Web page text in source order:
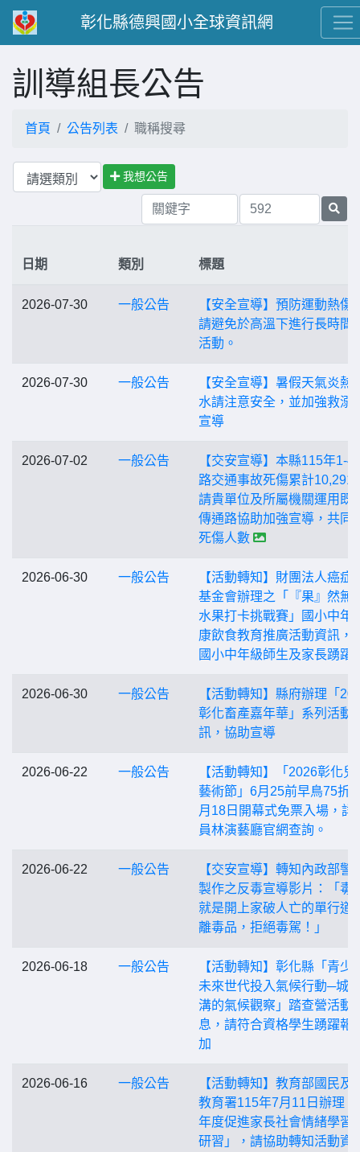
彰化縣德興國小全球資訊網
訓導組長公告
首頁 公告列表 職稱搜尋
我想公告
日期 類別 標題
2026-07-30 一般公告
【安全宣導】預防運動熱傷
請避免於高溫下進行長時間
活動。
2026-07-30 一般公告
【安全宣導】暑假天氣炎熱
水請注意安全，並加強救溺
宣導
2026-07-02 一般公告
【交安宣導】本縣115年1-4
路交通事故死傷累計10,291
請貴單位及所屬機關運用既
傳通路協助加強宣導，共同
死傷人數
2026-06-30 一般公告
【活動轉知】財團法人癌症
基金會辦理之「『果』然無
水果打卡挑戰賽」國小中年
康飲食教育推廣活動資訊，
國小中年級師生及家長踴躍
2026-06-30 一般公告
【活動轉知】縣府辦理「
彰化畜產嘉年華」系列活動
訊，協助宣導
2026-06-22 一般公告
【活動轉知】「2026彰化兒
藝術節」6月25前早鳥75折
月18日開幕式免票入場，詳
員林演藝廳官網查詢。
2026-06-22 一般公告
【交安宣導】轉知內政部警
製作之反毒宣導影片：「毒
就是開上家破人亡的單行道
離毒品，拒絕毒駕！」
2026-06-18 一般公告
【活動轉知】彰化縣「青少
未來世代投入氣候行動─城
溝的氣候觀察」踏查營活動
息，請符合資格學生踴躍報
加
2026-06-16 一般公告
【活動轉知】教育部國民及
教育署115年7月11日辦理
年度促進家長社會情緒學習
研習」，請協助轉知活動資